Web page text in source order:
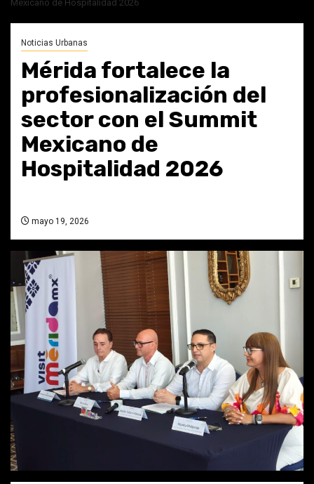
Mexicano de Hospitalidad 2026
Noticias Urbanas
Mérida fortalece la
profesionalización del
sector con el Summit
Mexicano de
Hospitalidad 2026
mayo 19, 2026